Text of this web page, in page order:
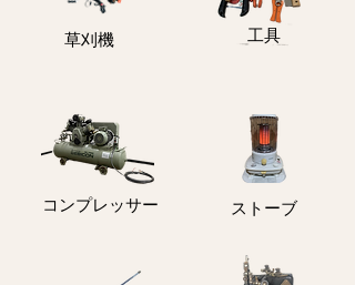
​草刈機 ​工具
コンプレッサー ストーブ